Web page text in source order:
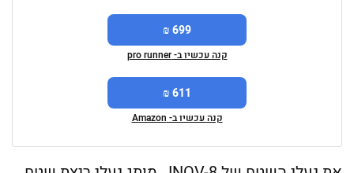
699 ₪
קנה עכשיו ב- pro runner
611 ₪
קנה עכשיו ב- Amazon